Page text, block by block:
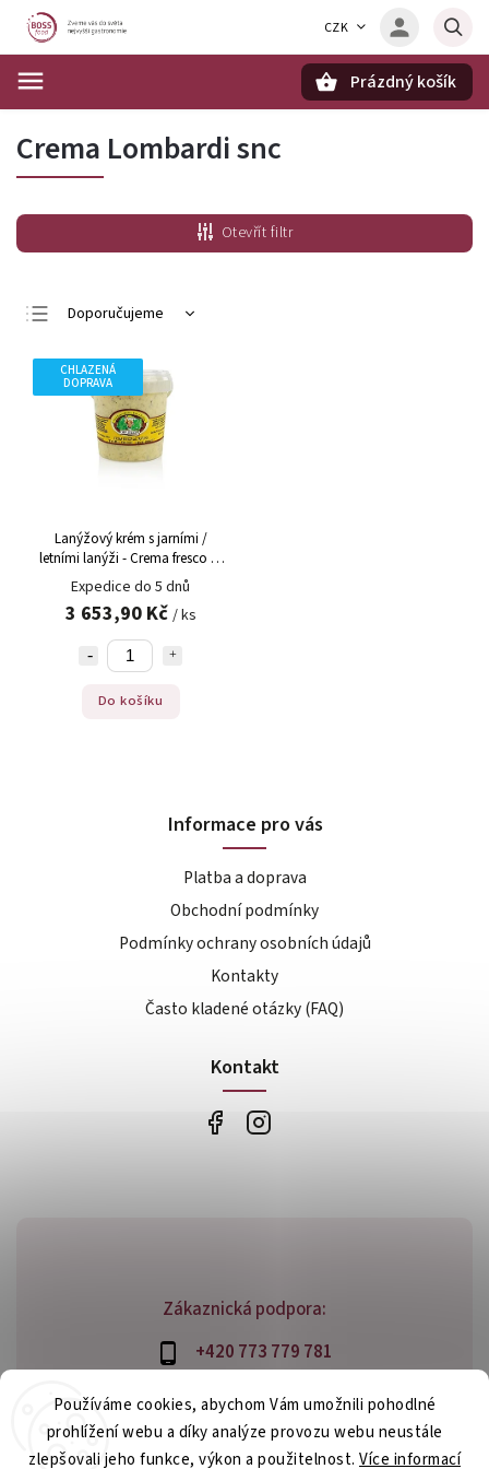
Používáme cookies, abychom Vám umožnili pohodlné
prohlížení webu a díky analýze provozu webu neustále
zlepšovali jeho funkce, výkon a použitelnost. Více informací
CZK
Prázdný košík
Crema Lombardi snc
Otevřít filtr
Doporučujeme
Nejdražší
Nejprodávanější
Abecedně
CHLAZENÁ
DOPRAVA
Lanýžový krém s jarními /
letními lanýži - Crema fresco di
Tartuffo, 1 kg
Expedice do 5 dnů
3 653,90 Kč / ks
Do košíku
Zákaznická podpora:
+420 773 779 781
info@bossfood.cz
Informace pro vás
Platba a doprava
Obchodní podmínky
Podmínky ochrany osobních údajů
Kontakty
Často kladené otázky (FAQ)
Kontakt